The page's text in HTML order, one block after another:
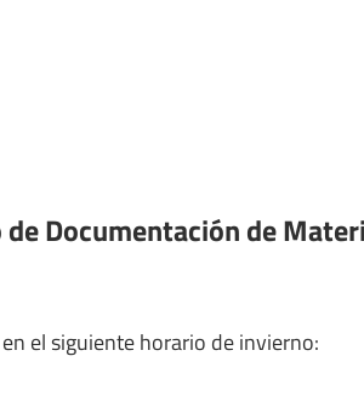
Documentación de
en el siguiente horario de invierno: